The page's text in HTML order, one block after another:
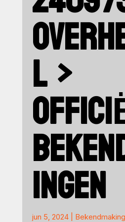
L >
INGEN
jun 5, 2024|